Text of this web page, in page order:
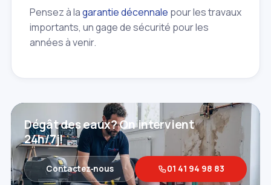
Pensez à lagarantie décennale pour les travaux
importants, un gage de sécurité pour les
années à venir.
Dégât des eaux? On intervient
24h/7j!
Contactez‑nous 01 41 94 98 83